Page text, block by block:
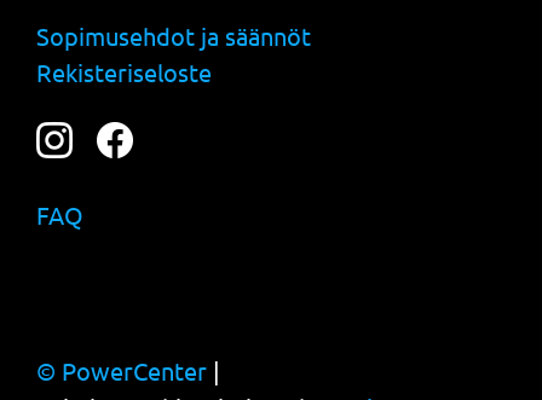
Sopimusehdot ja säännöt
Rekisteriseloste
FAQ
© PowerCenter |